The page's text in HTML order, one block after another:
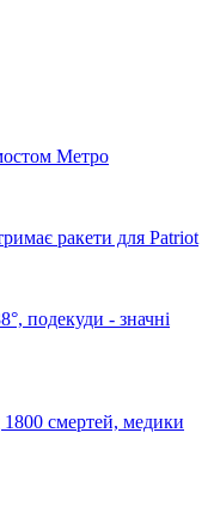
Метро
ракети для Patriot
подекуди - значні
смертей, медики